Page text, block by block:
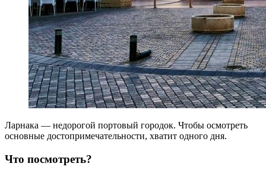
Ларнака — недорогой портовый городок. Чтобы осмотреть
основные достопримечательности, хватит одного дня.
Что посмотреть?